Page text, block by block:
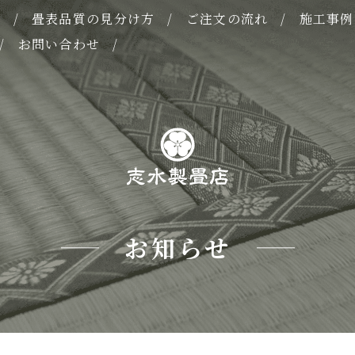
畳表品質の見分け方 ご注文の流れ
施工事
お問い合わせ
お知らせ